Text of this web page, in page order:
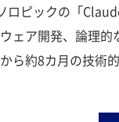
ロピックの「
ェア開発、論理的
ら約8カ月の技術